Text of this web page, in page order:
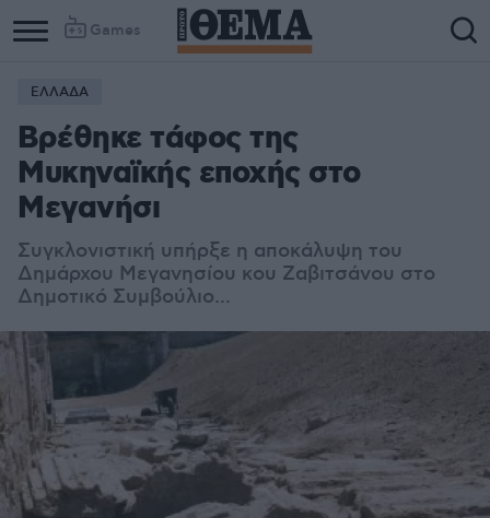
Games
ΕΛΛΑΔΑ
Βρέθηκε τάφος της
Μυκηναϊκής εποχής στο
Μεγανήσι
Συγκλονιστική υπήρξε η αποκάλυψη του
Δημάρχου Μεγανησίου κου Ζαβιτσάνου στο
Δημοτικό Συμβούλιο...